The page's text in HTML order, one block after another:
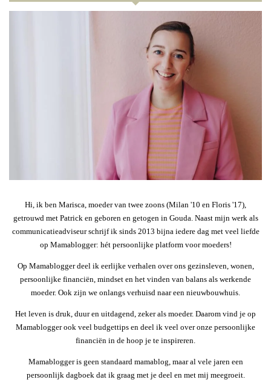
Hi, ik ben Marisca, moeder van twee zoons (Milan '10 en Floris '17),
getrouwd met Patrick en geboren en getogen in Gouda. Naast mijn werk als
communicatieadviseur schrijf ik sinds 2013 bijna iedere dag met veel liefde
op Mamablogger: hét persoonlijke platform voor moeders!
Op Mamablogger deel ik eerlijke verhalen over ons gezinsleven, wonen,
persoonlijke financiën, mindset en het vinden van balans als werkende
moeder. Ook zijn we onlangs verhuisd naar een nieuwbouwhuis.
Het leven is druk, duur en uitdagend, zeker als moeder. Daarom vind je op
Mamablogger ook veel budgettips en deel ik veel over onze persoonlijke
financiën in de hoop je te inspireren.
Mamablogger is geen standaard mamablog, maar al vele jaren een
persoonlijk dagboek dat ik graag met je deel en met mij meegroeit.